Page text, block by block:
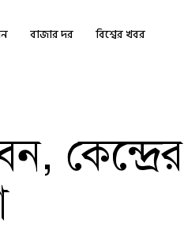
বাজার দর বিশ্বের খবর
কেন্দ্রের